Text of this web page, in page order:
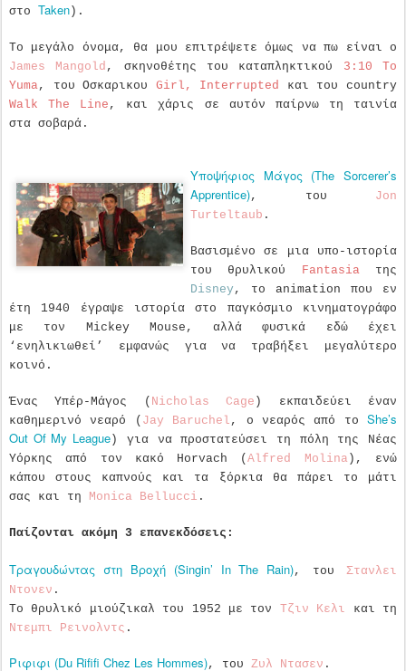
στο Taken ).
Το μεγάλο όνομα, θα μου επιτρέψετε όμως να πω είναι ο
James Mangold , σκηνοθέτης του καταπληκτικού 3:10 To
Yuma, του Οσκαρικου Girl, Interrupted και του country
Walk The Line , και χάρις σε αυτόν παίρνω τη ταινία
στα σοβαρά.
Υποψήφιος Μάγος (The Sorcerer’s
Apprentice), του Jon
Turteltaub .
Βασισμένο σε μια υπο-ιστορία
του θρυλικού Fantasiaτης
Disney, το animation που εν
έτη 1940 έγραψε ιστορία στο παγκόσμιο κινηματογράφο
με τον Mickey Mouse, αλλά φυσικά εδώ έχει
‘ενηλικιωθεί’ εμφανώς για να τραβήξει μεγαλύτερο
κοινό.
Ένας Υπέρ-Μάγος ( Nicholas Cage ) εκπαιδεύει έναν
καθημερινό νεαρό ( Jay Baruchel , ο νεαρός από το She’s
Out Of My League ) για να προστατεύσει τη πόλη της Νέας
Υόρκης από τον κακό Horvach (Alfred Molina), ενώ
κάπου στους καπνούς και τα ξόρκια θα πάρει το μάτι
σας και τη Monica Bellucci .
Παίζονται ακόμη 3 επανεκδόσεις:
Τραγουδώντας στη Βροχή (Singin’ In The Rain), του Στανλει
Ντονεν .
Το θρυλικό μιούζικαλ του 1952 με τον Τζιν Κελι και τη
Ντεμπι Ρεινολντς .
Ριφιφι (Du Rififi Chez Les Hommes), του Ζυλ Ντασεν .